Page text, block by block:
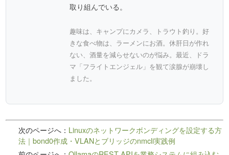
取り組んでいる。
趣味は、キャンプにカメラ、トラウト釣り。好
きな食べ物は、ラーメンにお酒。休肝日が作れ
ない、酒量を減らせないのが悩み。最近、ドラ
マ「フライトエンジェル」を観て涙腺が崩壊し
ました。
次のページへ： Linuxのネットワークボンディングを設定する方
法｜bond0作成・VLANとブリッジのnmcli実践例